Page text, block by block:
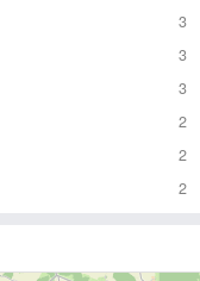
3
3
3
2
2
2